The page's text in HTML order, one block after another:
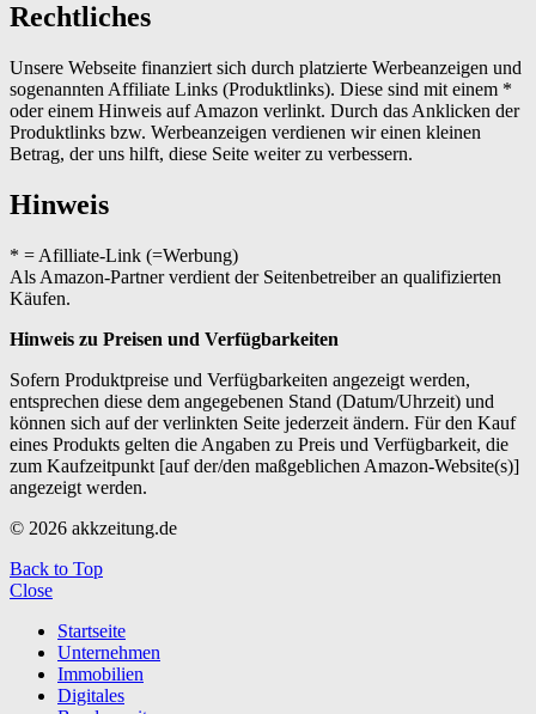
Rechtliches
Unsere Webseite finanziert sich durch platzierte Werbeanzeigen und
sogenannten Affiliate Links (Produktlinks). Diese sind mit einem *
oder einem Hinweis auf Amazon verlinkt. Durch das Anklicken der
Produktlinks bzw. Werbeanzeigen verdienen wir einen kleinen
Betrag, der uns hilft, diese Seite weiter zu verbessern.
Hinweis
* = Afilliate-Link (=Werbung)
Als Amazon-Partner verdient der Seitenbetreiber an qualifizierten
Käufen.
Hinweis zu Preisen und Verfügbarkeiten
Sofern Produktpreise und Verfügbarkeiten angezeigt werden,
entsprechen diese dem angegebenen Stand (Datum/Uhrzeit) und
können sich auf der verlinkten Seite jederzeit ändern. Für den Kauf
eines Produkts gelten die Angaben zu Preis und Verfügbarkeit, die
zum Kaufzeitpunkt [auf der/den maßgeblichen Amazon-Website(s)]
angezeigt werden.
© 2026 akkzeitung.de
Back to Top
Close
Startseite
Unternehmen
Immobilien
Digitales